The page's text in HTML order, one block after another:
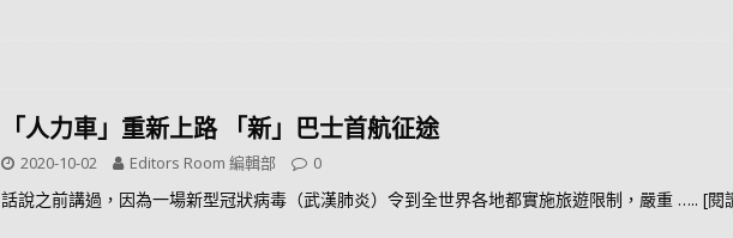
「人力車」重新上路 「新」巴士首航征途
2020-10-02 Editors Room 編輯部 0
話說之前講過，因為一場新型冠狀病毒（武漢肺炎）令到全世界各地都實施旅遊限制，嚴重 ….. [閱